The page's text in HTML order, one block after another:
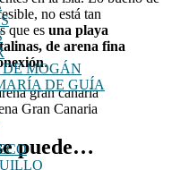
DE MOGÁN
DE GUÍA
no está tan
que es una playa
de arena fina
.
Gran Canaria
puede…